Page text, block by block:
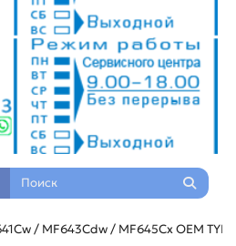
/ MF643Cdw / MF645Cx OEM TYPE